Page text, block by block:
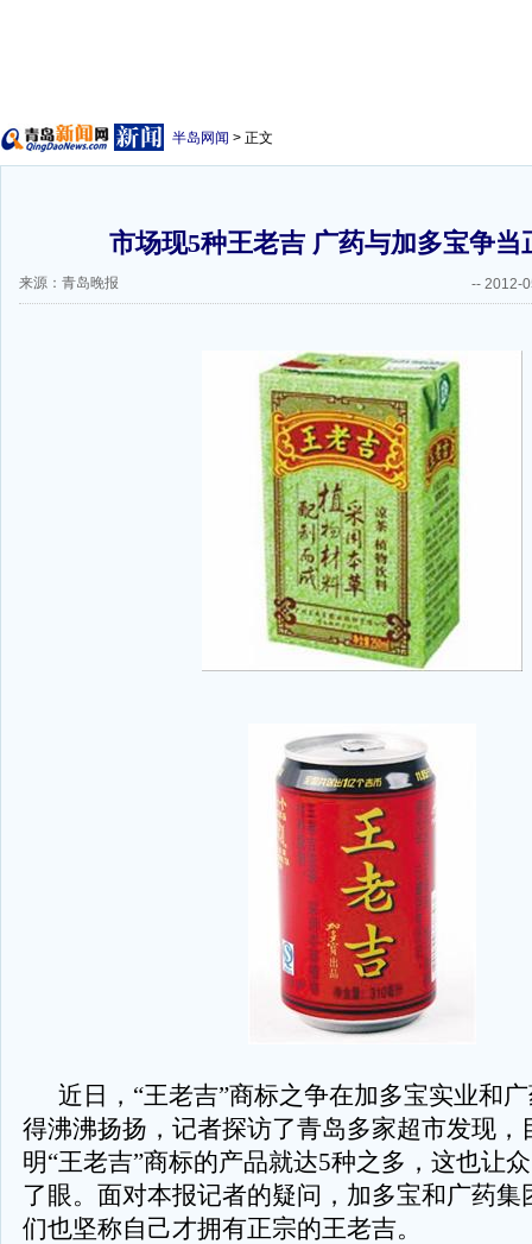
半岛网闻 > 正文
市场现5种王老吉 广药与加多宝争当
来源：青岛晚报 -- 2012-
近日，“王老吉”商标之争在加多宝实业和
得沸沸扬扬，记者探访了青岛多家超市发现，
明“王老吉”商标的产品就达5种之多，这也让
了眼。面对本报记者的疑问，加多宝和广药集
们也坚称自己才拥有正宗的王老吉。